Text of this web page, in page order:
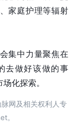
家庭护理等辐射
集中力量聚焦在
去做好该做的事
化探索。
网及相关权利人专
。